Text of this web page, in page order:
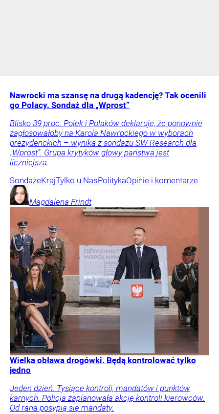
Nawrocki ma szansę na drugą kadencję? Tak ocenili
go Polacy. Sondaż dla „Wprost”
Blisko 39 proc. Polek i Polaków deklaruje, że ponownie
zagłosowałoby na Karola Nawrockiego w wyborach
prezydenckich – wynika z sondażu SW Research dla
„Wprost”. Grupa krytyków głowy państwa jest
liczniejsza.
SondażeKrajTylko u NasPolitykaOpinie i komentarze
Magdalena Frindt
Wielka obława drogówki. Będą kontrolować tylko
jedno
Jeden dzień. Tysiące kontroli, mandatów i punktów
karnych. Policja zaplanowała akcję kontroli kierowców.
Od rana posypią się mandaty.